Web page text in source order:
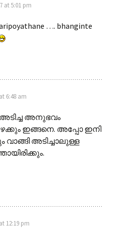
at 5:01 pm
…. bhanginte
6:48 am
അടിച്ച അനുഭവം
ഇങ്ങനെ. അപ്പോ ഇനി
വാങ്ങി അടിച്ചാലുള്ള
12:19 pm